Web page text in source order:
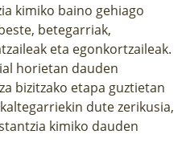
kimiko baino gehiago
betegarriak,
eta egonkortzaileak.
horietan dauden
bizitzako etapa guztietan
dute zerikusia,
kimiko dauden